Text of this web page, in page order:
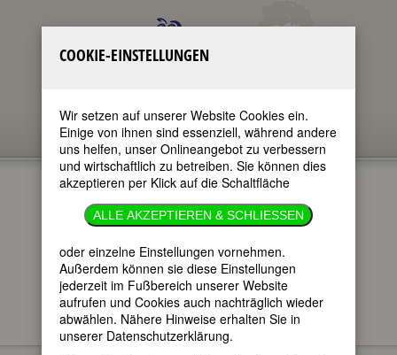
ELSE KIENLE
im ganzen Text
nur in Titeln
BIOGRAPHIEN Else Kienle
COOKIE-EINSTELLUNGEN
Wir setzen auf unserer Website Cookies ein.
Einige von ihnen sind essenziell, während andere
uns helfen, unser Onlineangebot zu verbessern
und wirtschaftlich zu betreiben. Sie können dies
akzeptieren per Klick auf die Schaltfläche
ALLE AKZEPTIEREN & SCHLIESSEN
oder einzelne Einstellungen vornehmen.
Außerdem können sie diese Einstellungen
jederzeit im Fußbereich unserer Website
aufrufen und Cookies auch nachträglich wieder
abwählen. Nähere Hinweise erhalten Sie in
unserer Datenschutzerklärung.